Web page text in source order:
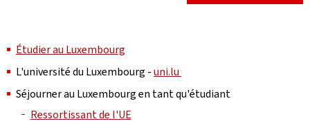
Étudier au Luxembourg
L'université du Luxembourg -uni.lu
Séjourner au Luxembourg en tant qu'étudiant
Ressortissant de l'UE